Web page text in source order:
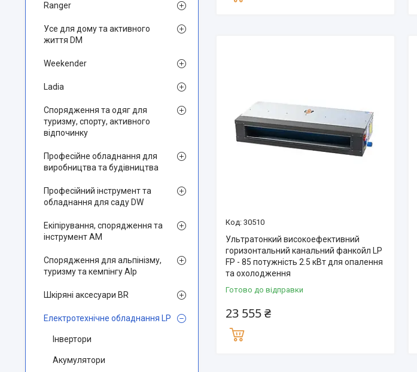
30510
Ультратонкий високоефективний
горизонтальний канальний фанкойл LP
FP - 85 потужність 2.5 кВт для опалення
та охолодження
Готово до відправки
23 555 ₴
Ranger
Усе для дому та активного
життя DM
Weekender
Ladia
Спорядження та одяг для
туризму, спорту, активного
відпочинку
Професійне обладнання для
виробництва та будівництва
Професійний інструмент та
обладнання для саду DW
Екіпірування, спорядження та
інструмент AM
Спорядження для альпінізму,
туризму та кемпінгу Alp
Шкіряні аксесуари BR
Електротехнічне обладнання LP
Інвертори
Акумулятори